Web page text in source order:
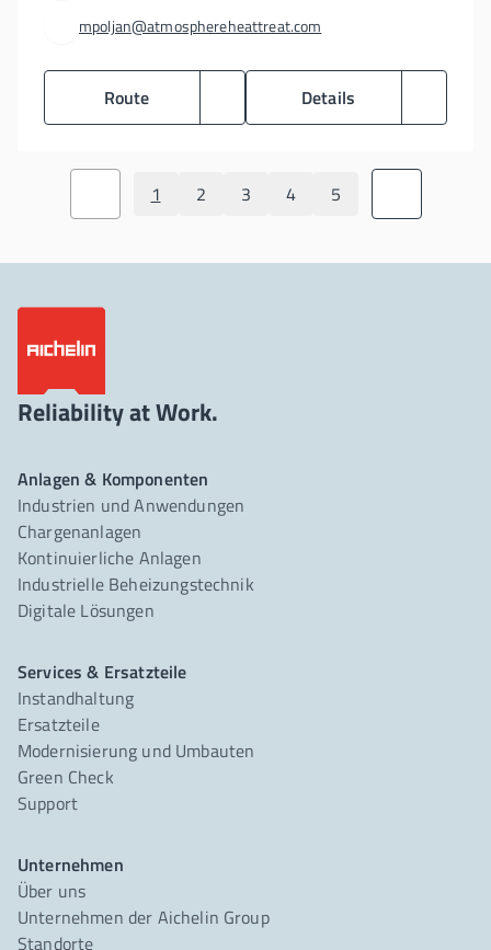
mpoljan@atmosphereheattreat.com
Route Details
1 2 3 4 5
Reliability at Work.
Anlagen & Komponenten
Industrien und Anwendungen
Chargenanlagen
Kontinuierliche Anlagen
Industrielle Beheizungstechnik
Digitale Lösungen
Services & Ersatzteile
Instandhaltung
Ersatzteile
Modernisierung und Umbauten
Green Check
Support
Unternehmen
Über uns
Unternehmen der Aichelin Group
Standorte